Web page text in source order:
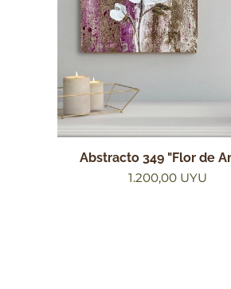
Abstracto 349 "Flor de
1.200,00 UYU